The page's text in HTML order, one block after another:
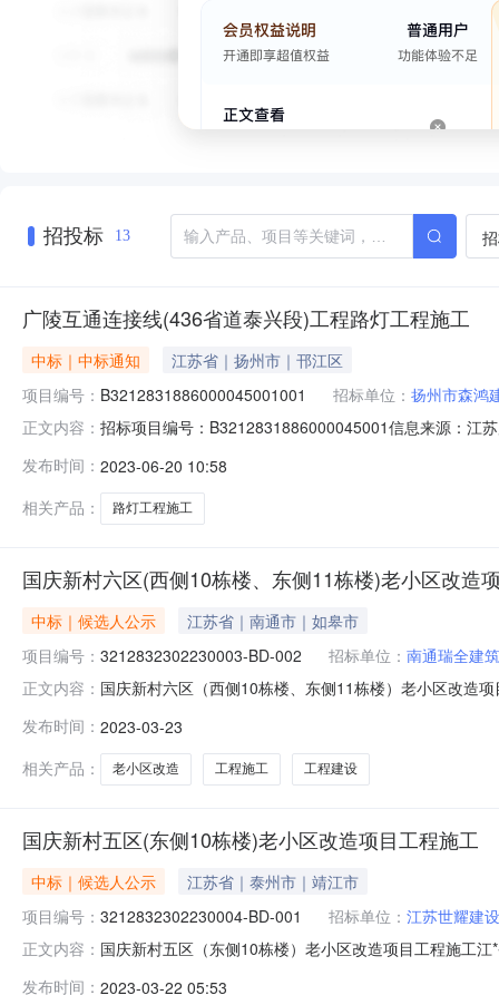
招投标 13
广陵互通连接线(436省道泰兴段)工程路灯工程施工
中标｜中标通知
江苏省｜扬州市｜邗江区
项目编号： B3212831886000045001001 招标单位： 扬州市森鸿
正文内容： 招标项目编号：B3212831886000045001信息来源：江
省道泰兴段）工程路灯工程施工的评标工作已经结束，
发布时间： 2023-06-20 10:58
相关产品：
路灯工程施工
国庆新村六区(西侧10栋楼、东侧11栋楼)老小区改造
中标｜候选人公示
江苏省｜南通市｜如皋市
项目编号： 3212832302230003-BD-002 招标单位： 南通瑞全建
正文内容： 国庆新村六区（西侧10栋楼、东侧11栋楼）老小区改造
候选人已经确定。本项目采用综合评估法的评标办法，
江*恒厦投资有限
发布时间： 2023-03-23
相关产品：
老小区改造 工程施工 工程建设
国庆新村五区(东侧10栋楼)老小区改造项目工程施工
中标｜候选人公示
江苏省｜泰州市｜靖江市
项目编号： 3212832302230004-BD-001 招标单位： 江苏世耀建
正文内容： 国庆新村五区（东侧10栋楼）老小区改造项目工程施工
发布时间： 2023-03-22 05:53